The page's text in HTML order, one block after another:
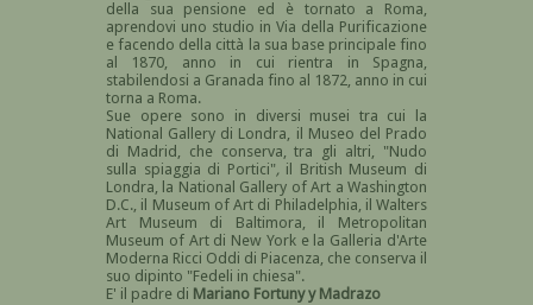
della sua pensione ed è tornato a Roma,
aprendovi uno studio in Via della Purificazione
e facendo della città la sua base principale fino
al 1870, anno in cui rientra in Spagna,
stabilendosi a Granada fino al 1872, anno in cui
torna a Roma.
Sue opere sono in diversi musei tra cui la
National Gallery di Londra, il Museo del Prado
di Madrid, che conserva, tra gli altri, "Nudo
sulla spiaggia di Portici", il British Museum di
Londra, la National Gallery of Art a Washington
D.C., il Museum of Art di Philadelphia, il Walters
Art Museum di Baltimora, il Metropolitan
Museum of Art di New York e la Galleria d'Arte
Moderna Ricci Oddi di Piacenza, che conserva il
suo dipinto "Fedeli in chiesa".
E' il padre di Mariano Fortuny y Madrazo